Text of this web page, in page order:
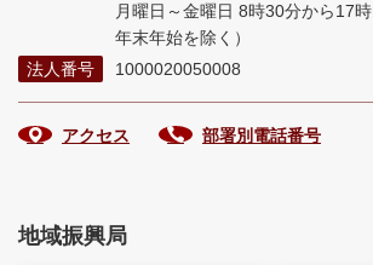
月曜日～金曜日 8時30分から17
年末年始を除く）
法人番号
1000020050008
アクセス 部署別電話番号
地域振興局